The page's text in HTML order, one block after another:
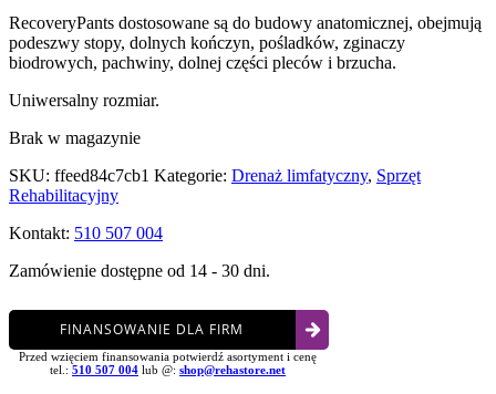
RecoveryPants dostosowane są do budowy anatomicznej, obejmują
podeszwy stopy, dolnych kończyn, pośladków, zginaczy
biodrowych, pachwiny, dolnej części pleców i brzucha.
Uniwersalny rozmiar.
Brak w magazynie
SKU: ffeed84c7cb1 Kategorie: Drenaż limfatyczny, Sprzęt
Rehabilitacyjny
Kontakt: 510 507 004
Zamówienie dostępne od 14 - 30 dni.
FINANSOWANIE DLA FIRM
Przed wzięciem finansowania potwierdź asortyment i cenę
tel.: 510 507 004 lub @: shop@rehastore.net